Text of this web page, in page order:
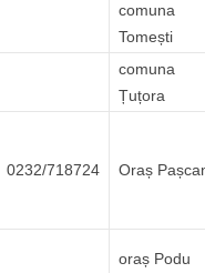
comuna
Tomești
comuna
Țuțora
0232/718724
Oraș
oraș Podu